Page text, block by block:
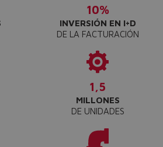
10%
INVERSIÓN EN I+D
DE LA FACTURACIÓN
1,5
MILLONES
DE UNIDADES